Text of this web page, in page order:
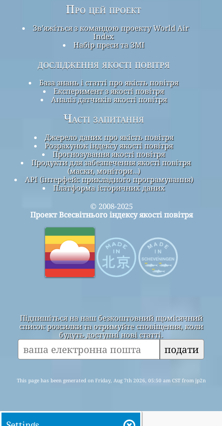
Про цей проект
Зв’яжіться з командою проекту World Air
Index
Набір преси та ЗМІ
дослідження якості повітря
База знань і статті про якість повітря
Експеримент з якості повітря
Аналіз датчиків якості повітря
Часті запитання
Джерело даних про якість повітря
Розрахунок індексу якості повітря
Прогнозування якості повітря
Продукти для забезпечення якості повітря
(маски, монітори…)
API (інтерфейс прикладного програмування)
Платформа історичних даних
© 2008-2025
Проект Всесвітнього індексу якості повітря
Підпишіться на наш безкоштовний щомісячний
список розсилки та отримуйте сповіщення, коли
будуть доступні нові статті.
подати
This page has been generated on Friday, Aug 7th 2026, 05:50 am CST from jp2n